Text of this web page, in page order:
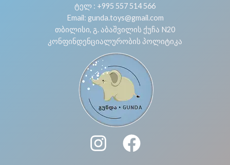
ტელ : +995 557 514 566
Email: gunda.toys@gmail.com
თბილისი, გ. აბაშვილის ქუჩა N20
კონფინდენციალურობის პოლიტიკა